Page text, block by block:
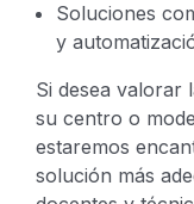
Soluciones
y
Si desea valorar
su centro o
estaremos
solución más